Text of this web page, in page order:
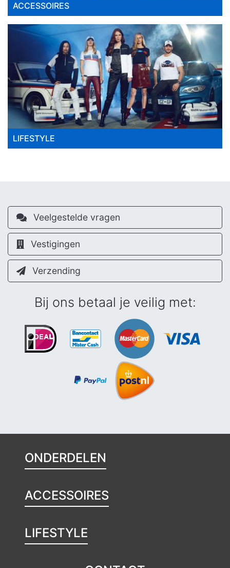
ACCESSOIRES
LIFESTYLE
Veelgestelde vragen
Vestigingen
Verzending
Bij ons betaal je veilig met:
ONDERDELEN
ACCESSOIRES
LIFESTYLE